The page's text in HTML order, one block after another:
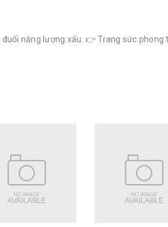
năng lượng xấu. 👉 Trang sức phong